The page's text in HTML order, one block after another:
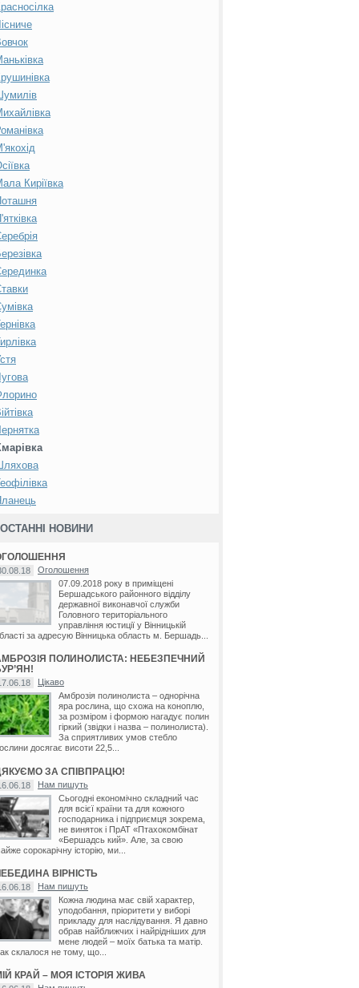
Киріївка
ОСТАННІ НОВИНИ
Оголошення
07.09.2018 року в приміщені
Бершадського районного відділу
державної виконавчої служби
Головного територіального
управління юстиції у Вінницькій
за адресую Вінницька область м. Бершадь...
ПОЛИНОЛИСТА: НЕБЕЗПЕЧНИЙ
Цікаво
Амброзія полинолиста – однорічна
яра рослина, що схожа на коноплю,
за розміром і формою нагадує полин
гіркий (звідки і назва – полинолиста).
За сприятливих умов стебло
досягає висоти 22,5...
ЗА СПІВПРАЦЮ!
Нам пишуть
Сьогодні економічно складний час
для всієї країни та для кожного
господарника і підприємця зокрема,
не виняток і ПрАТ «Птахокомбінат
«Бершадсь кий». Але, за свою
сорокарічну історію, ми...
ВІРНІСТЬ
Нам пишуть
Кожна людина має свій характер,
уподобання, пріоритети у виборі
прикладу для наслідування. Я давно
обрав найближчих і найрідніших для
мене людей – моїх батька та матір.
склалося не тому, що...
КРАЙ – МОЯ ІСТОРІЯ ЖИВА